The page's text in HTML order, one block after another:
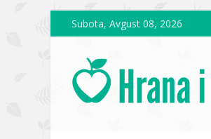
Skip to main contentSubota, Avgust 08, 2026